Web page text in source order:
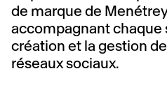
de marque de
accompagnant chaque
création et la gestion
réseaux sociaux.